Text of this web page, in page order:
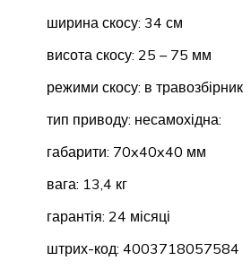
ширина скосу: 34 см
висота скосу: 25 – 75 мм
режими скосу: в травозбірник
тип приводу: несамохідна:
габарити: 70x40x40 мм
вага: 13,4 кг
гарантія: 24 місяці
штрих-код: 4003718057584